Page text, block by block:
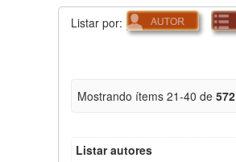
Listar por:
Mostrando ítems 21-40 de 572
Listar autores